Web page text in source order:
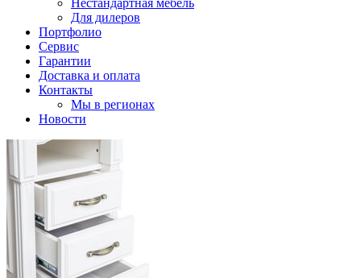
Нестандартная мебель
Для дилеров
Портфолио
Сервис
Гарантии
Доставка и оплата
Контакты
Мы в регионах
Новости